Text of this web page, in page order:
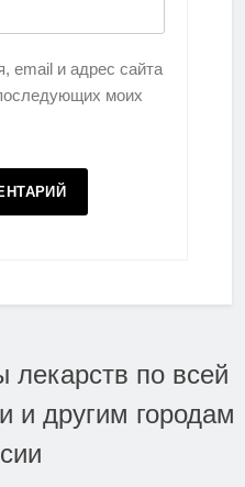
email и адрес сайта
моих
лекарств по всей
и другим городам